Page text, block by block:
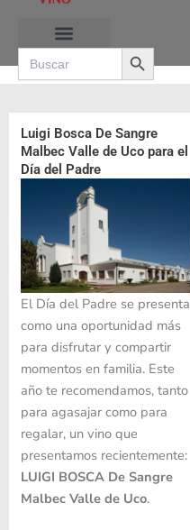
contenido
Search
for:
Search Button
Luigi Bosca De Sangre
Malbec Valle de Uco para el
Día del Padre
El Día del Padre se presenta
como una oportunidad más
para disfrutar y compartir
momentos en familia. Este
año te recomendamos, tanto
para agasajar como para
regalar, un vino que
presentamos recientemente:
LUIGI BOSCA De Sangre
Malbec Valle de Uco.